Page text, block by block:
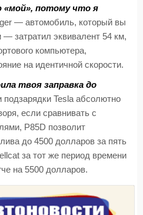
«мой», потому что я
— автомобиль, который вы
затратил эквивалент 54 км,
компьютера,
на идентичной скорости.
твоя заправка до
подзарядки Tesla абсолютно
если сравнивать с
P85D позволит
до 4500 долларов за пять
за тот же период времени
на 5500 долларов.